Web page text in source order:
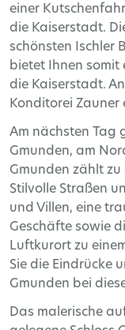
einer
die Kaiserstadt.
schönsten Ischler
bietet Ihnen somit
die Kaiserstadt.
Konditorei Zauner
Am nächsten Tag
Gmunden, am
Gmunden zählt
Stilvolle Straßen
und Villen, eine
Geschäfte sowie
Luftkurort zu
Sie die Eindrücke
Gmunden bei
Das malerische